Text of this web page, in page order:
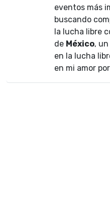
eventos más
buscando
la lucha libre
de México,
en la lucha
en mi amor